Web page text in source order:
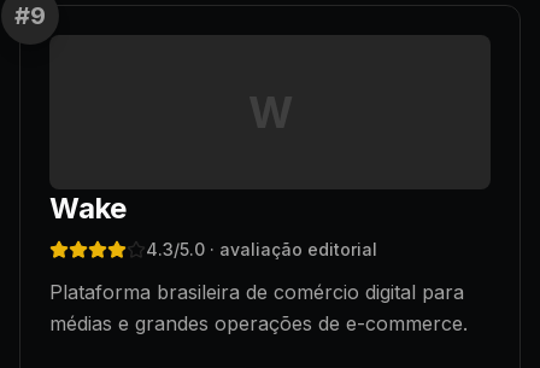
#9
W
Wake
4.3/5.0 · avaliação editorial
Plataforma brasileira de comércio digital para
médias e grandes operações de e-commerce.